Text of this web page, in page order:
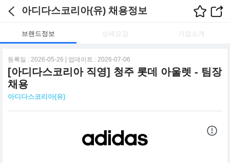
아디다스코리아(유) 채용정보
브랜드정보 상세요강 기업소개
등록일 : 2026-05-26 | 업데이트 : 2026-07-06
[아디다스코리아 직영] 청주 롯데 아울렛 - 팀장
채용
아디다스코리아(유)